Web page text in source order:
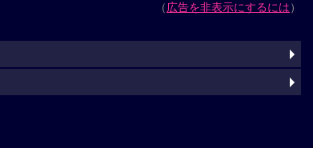
（広告を非表示にするには）